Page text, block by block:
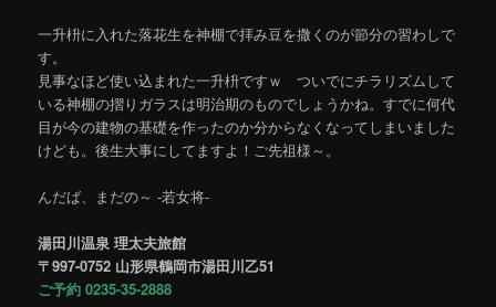
一升枡に入れた落花生を神棚で拝み豆を撒くのが節分の習わしで
す。
見事なほど使い込まれた一升枡ですｗ ついでにチラリズムして
いる神棚の摺りガラスは明治期のものでしょうかね。すでに何代
目が今の建物の基礎を作ったのか分からなくなってしまいました
けども。後生大事にしてますよ！ご先祖様～。
んだば、まだの～ -若女将-
湯田川温泉 理太夫旅館
〒997-0752 山形県鶴岡市湯田川乙51
ご予約 0235-35-2888